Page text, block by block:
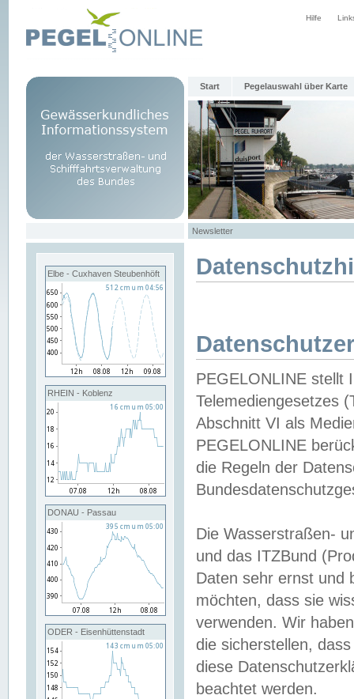
Hilfe
Start Pegelauswahl über Karte
Newsletter
Elbe - Cuxhaven Steubenhöft
RHEIN - Koblenz
DONAU - Passau
ODER - Eisenhüttenstadt
PEGELONLINE stellt
Telemediengesetzes
Abschnitt VI als
PEGELONLINE
die Regeln der
Die Wasserstraßen-
und das ITZBund
Daten sehr ernst und
möchten, dass sie
verwenden. Wir
die sicherstellen,
diese
beachtet werden.